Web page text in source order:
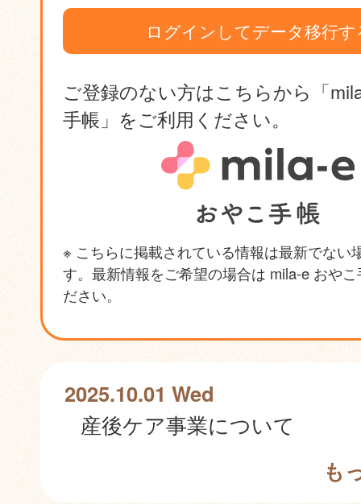
ログインしてデータ移行す
ご登録のない方はこちらから「
手帳」をご利用ください。
※ こちらに掲載されている情報は最新でない
す。最新情報をご希望の場合は mila-e おや
ださい。
2025.10.01 Wed
産後ケア事業について
も